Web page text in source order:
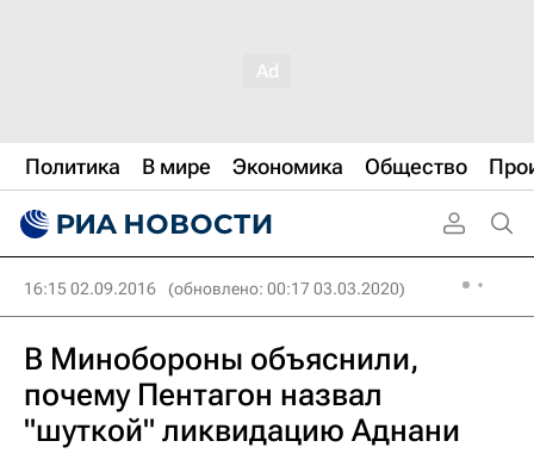
Политика В мире Экономика Общество
16:15 02.09.2016 (обновлено: 00:17 03.03.2020)
В Минобороны объяснили,
почему Пентагон назвал
"шуткой" ликвидацию Аднани